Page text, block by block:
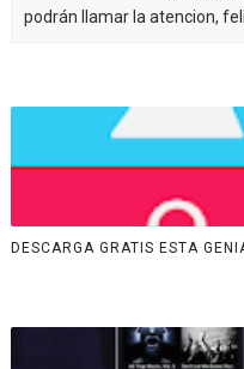
podrán llamar la atencion,
DESCARGA GRATIS ESTA